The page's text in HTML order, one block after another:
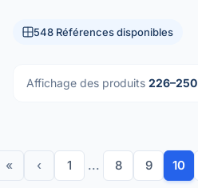
548 Références disponibles
Affichage des produits 226–250
« ‹ 1 ... 8 9 10